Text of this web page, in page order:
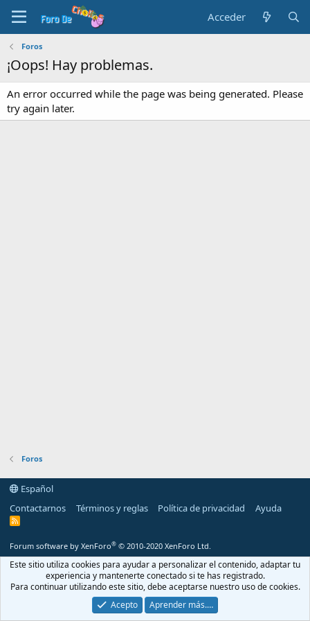
Acceder
Foros
¡Oops! Hay problemas.
An error occurred while the page was being generated. Please
try again later.
Foros
Español
Contactarnos
Términos y reglas Política de privacidad Ayuda
R
Forum software by XenForo® © 2010-2020 XenForo Ltd.
Este sitio utiliza cookies para ayudar a personalizar el contenido, adaptar tu
experiencia y mantenerte conectado si te has registrado.
Para continuar utilizando este sitio, debe aceptarse nuestro uso de cookies.
Acepto
Aprender más.…